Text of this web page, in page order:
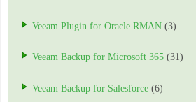
Veeam Plugin for Oracle RMAN (3)
Veeam Backup for Microsoft 365 (31)
Veeam Backup for Salesforce (6)